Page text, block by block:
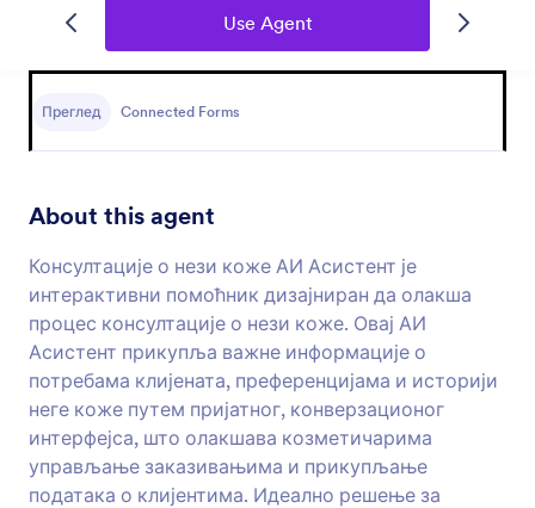
Use Agent
Преглед Connected Forms
About this agent
Консултације о нези коже АИ Асистент је
интерактивни помоћник дизајниран да олакша
процес консултације о нези коже. Овај АИ
Асистент прикупља важне информације о
потребама клијената, преференцијама и историји
неге коже путем пријатног, конверзационог
интерфејса, што олакшава козметичарима
управљање заказивањима и прикупљање
података о клијентима. Идеално решење за